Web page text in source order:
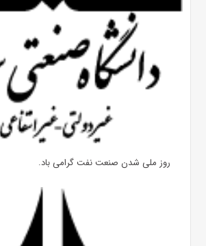
روز ملی شدن صنعت نفت گرامی باد.